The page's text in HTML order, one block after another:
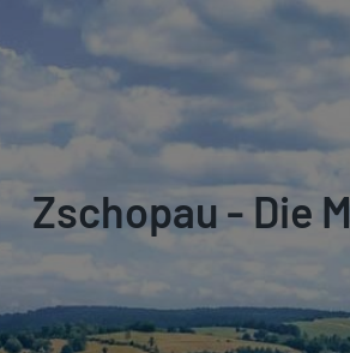
Zschopau - Die